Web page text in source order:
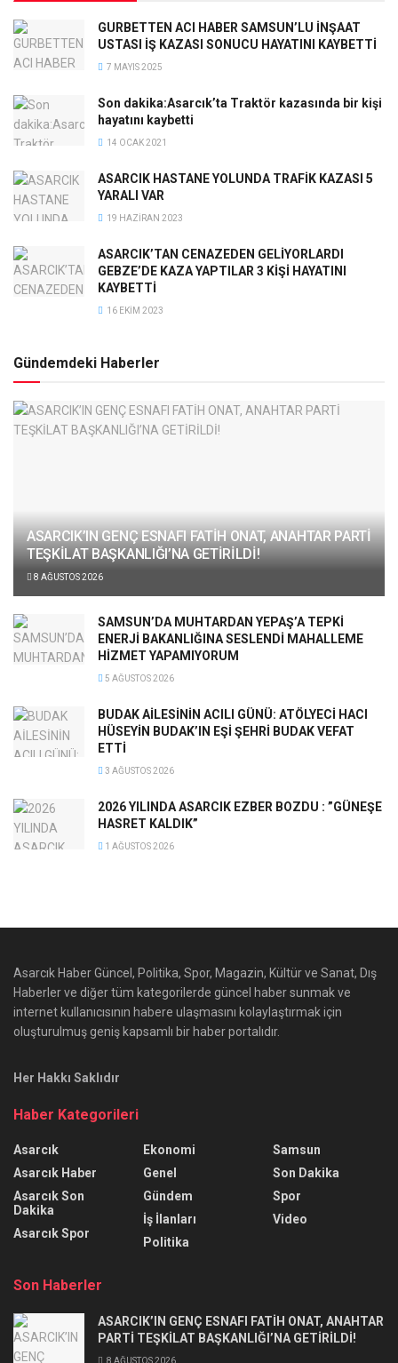
GURBETTEN ACI HABER SAMSUN’LU İNŞAAT
USTASI İŞ KAZASI SONUCU HAYATINI KAYBETTİ
7 MAYIS 2025
Son dakika:Asarcık’ta Traktör kazasında bir kişi
hayatını kaybetti
14 OCAK 2021
ASARCIK HASTANE YOLUNDA TRAFİK KAZASI 5
YARALI VAR
19 HAZIRAN 2023
ASARCIK’TAN CENAZEDEN GELİYORLARDI
GEBZE’DE KAZA YAPTILAR 3 KİŞİ HAYATINI
KAYBETTİ
16 EKIM 2023
Gündemdeki Haberler
ASARCIK’IN GENÇ ESNAFI FATİH ONAT, ANAHTAR PARTİ
TEŞKİLAT BAŞKANLIĞI’NA GETİRİLDİ!
8 AĞUSTOS 2026
SAMSUN’DA MUHTARDAN YEPAŞ’A TEPKİ
ENERJİ BAKANLIĞINA SESLENDİ MAHALLEME
HİZMET YAPAMIYORUM
5 AĞUSTOS 2026
BUDAK AİLESİNİN ACILI GÜNÜ: ATÖLYECİ HACI
HÜSEYİN BUDAK’IN EŞİ ŞEHRİ BUDAK VEFAT
ETTİ
3 AĞUSTOS 2026
2026 YILINDA ASARCIK EZBER BOZDU : ”GÜNEŞE
HASRET KALDIK”
1 AĞUSTOS 2026
Asarcık Haber Güncel, Politika, Spor, Magazin, Kültür ve Sanat, Dış
Haberler ve diğer tüm kategorilerde güncel haber sunmak ve
internet kullanıcısının habere ulaşmasını kolaylaştırmak için
oluşturulmuş geniş kapsamlı bir haber portalıdır.
Her Hakkı Saklıdır
Haber Kategorileri
Asarcık
Asarcık Haber
Asarcık Son
Dakika
Asarcık Spor
Ekonomi
Genel
Gündem
İş İlanları
Politika
Samsun
Son Dakika
Spor
Video
Son Haberler
ASARCIK’IN GENÇ ESNAFI FATİH ONAT, ANAHTAR
PARTİ TEŞKİLAT BAŞKANLIĞI’NA GETİRİLDİ!
8 AĞUSTOS 2026